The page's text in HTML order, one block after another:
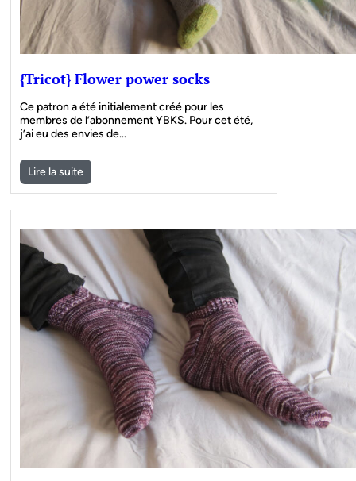
{Tricot} Flower power socks
Ce patron a été initialement créé pour les
membres de l’abonnement YBKS. Pour cet été,
j’ai eu des envies de…
Lire la suite